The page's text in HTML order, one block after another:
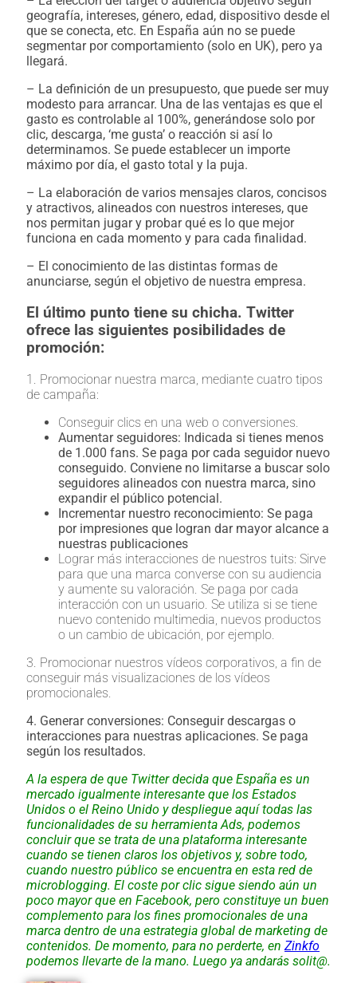
geografía, intereses, género, edad, dispositivo desde el
que se conecta, etc. En España aún no se puede
segmentar por comportamiento (solo en UK), pero ya
llegará.
– La definición de un presupuesto, que puede ser muy
modesto para arrancar. Una de las ventajas es que el
gasto es controlable al 100%, generándose solo por
clic, descarga, ‘me gusta’ o reacción si así lo
determinamos. Se puede establecer un importe
máximo por día, el gasto total y la puja.
– La elaboración de varios mensajes claros, concisos
y atractivos, alineados con nuestros intereses, que
nos permitan jugar y probar qué es lo que mejor
funciona en cada momento y para cada finalidad.
– El conocimiento de las distintas formas de
anunciarse, según el objetivo de nuestra empresa.
El último punto tiene su chicha. Twitter
ofrece las siguientes posibilidades de
promoción:
1. Promocionar nuestra marca, mediante cuatro tipos
de campaña:
Conseguir clics en una web o conversiones.
Aumentar seguidores: Indicada si tienes menos
de 1.000 fans. Se paga por cada seguidor nuevo
conseguido. Conviene no limitarse a buscar solo
seguidores alineados con nuestra marca, sino
expandir el público potencial.
Incrementar nuestro reconocimiento: Se paga
por impresiones que logran dar mayor alcance a
nuestras publicaciones
Lograr más interacciones de nuestros tuits: Sirve
para que una marca converse con su audiencia
y aumente su valoración. Se paga por cada
interacción con un usuario. Se utiliza si se tiene
nuevo contenido multimedia, nuevos productos
o un cambio de ubicación, por ejemplo.
3. Promocionar nuestros vídeos corporativos, a fin de
conseguir más visualizaciones de los vídeos
promocionales.
4. Generar conversiones: Conseguir descargas o
interacciones para nuestras aplicaciones. Se paga
según los resultados.
A la espera de que Twitter decida que España es un
mercado igualmente interesante que los Estados
Unidos o el Reino Unido y despliegue aquí todas las
funcionalidades de su herramienta Ads, podemos
concluir que se trata de una plataforma interesante
cuando se tienen claros los objetivos y, sobre todo,
cuando nuestro público se encuentra en esta red de
microblogging. El coste por clic sigue siendo aún un
poco mayor que en Facebook, pero constituye un buen
complemento para los fines promocionales de una
marca dentro de una estrategia global de marketing de
contenidos. De momento, para no perderte, en Zinkfo
podemos llevarte de la mano. Luego ya andarás solit@.